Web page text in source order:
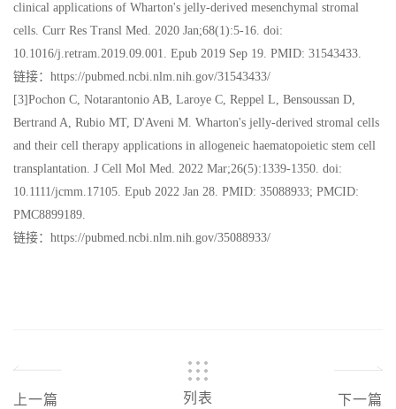
clinical applications of Wharton's jelly-derived mesenchymal stromal
cells. Curr Res Transl Med. 2020 Jan;68(1):5-16. doi:
10.1016/j.retram.2019.09.001. Epub 2019 Sep 19. PMID: 31543433.
链接：https://pubmed.ncbi.nlm.nih.gov/31543433/
[3]Pochon C, Notarantonio AB, Laroye C, Reppel L, Bensoussan D,
Bertrand A, Rubio MT, D'Aveni M. Wharton's jelly-derived stromal cells
and their cell therapy applications in allogeneic haematopoietic stem cell
transplantation. J Cell Mol Med. 2022 Mar;26(5):1339-1350. doi:
10.1111/jcmm.17105. Epub 2022 Jan 28. PMID: 35088933; PMCID:
PMC8899189.
链接：https://pubmed.ncbi.nlm.nih.gov/35088933/
上一篇 列表 下一篇